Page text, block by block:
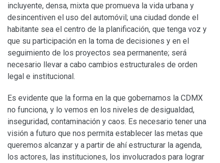
incluyente, densa, mixta que promueva la vida urbana y
desincentiven el uso del automóvil; una ciudad donde el
habitante sea el centro de la planificación, que tenga voz y
que su participación en la toma de decisiones y en el
seguimiento de los proyectos sea permanente; será
necesario llevar a cabo cambios estructurales de orden
legal e institucional.
Es evidente que la forma en la que gobernamos la CDMX
no funciona, y lo vemos en los niveles de desigualdad,
inseguridad, contaminación y caos. Es necesario tener una
visión a futuro que nos permita establecer las metas que
queremos alcanzar y a partir de ahí estructurar la agenda,
los actores, las instituciones, los involucrados para lograr